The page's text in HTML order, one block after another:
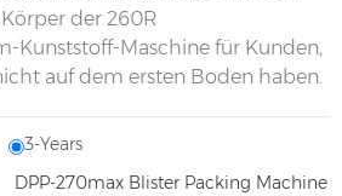
der 260R
Kunststoff-Maschine für Kunden,
auf dem ersten Boden haben.
3-Years
DPP-270max Blister Packing Machine